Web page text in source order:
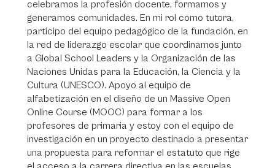
celebramos la profesión docente, formamos y
generamos comunidades. En mi rol como tutora,
participo del equipo pedagógico de la fundación, en
la red de liderazgo escolar que coordinamos junto
a Global School Leaders y la Organización de las
Naciones Unidas para la Educación, la Ciencia y la
Cultura (UNESCO). Apoyo al equipo de
alfabetización en el diseño de un Massive Open
Online Course (MOOC) para formar a los
profesores de primaria y estoy con el equipo de
investigación en un proyecto destinado a presentar
una propuesta para reformar el estatuto que rige